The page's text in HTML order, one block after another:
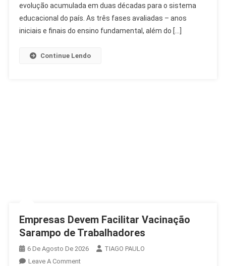
Educação
Básica
No
evolução acumulada em duas décadas para o sistema
educacional do país. As três fases avaliadas – anos
iniciais e finais do ensino fundamental, além do […]
Continue Lendo
Empresas Devem Facilitar Vacinação
Sarampo de Trabalhadores
6 De Agosto De 2026
TIAGO PAULO
Leave A CommentOn